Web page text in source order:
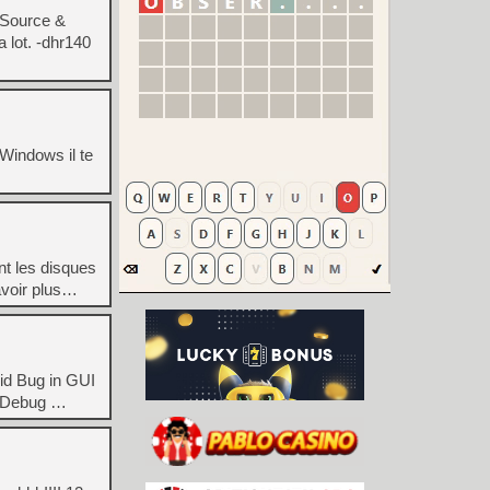
&
lot. -dhr140
il te
les disques
plus…
Bug in GUI
…